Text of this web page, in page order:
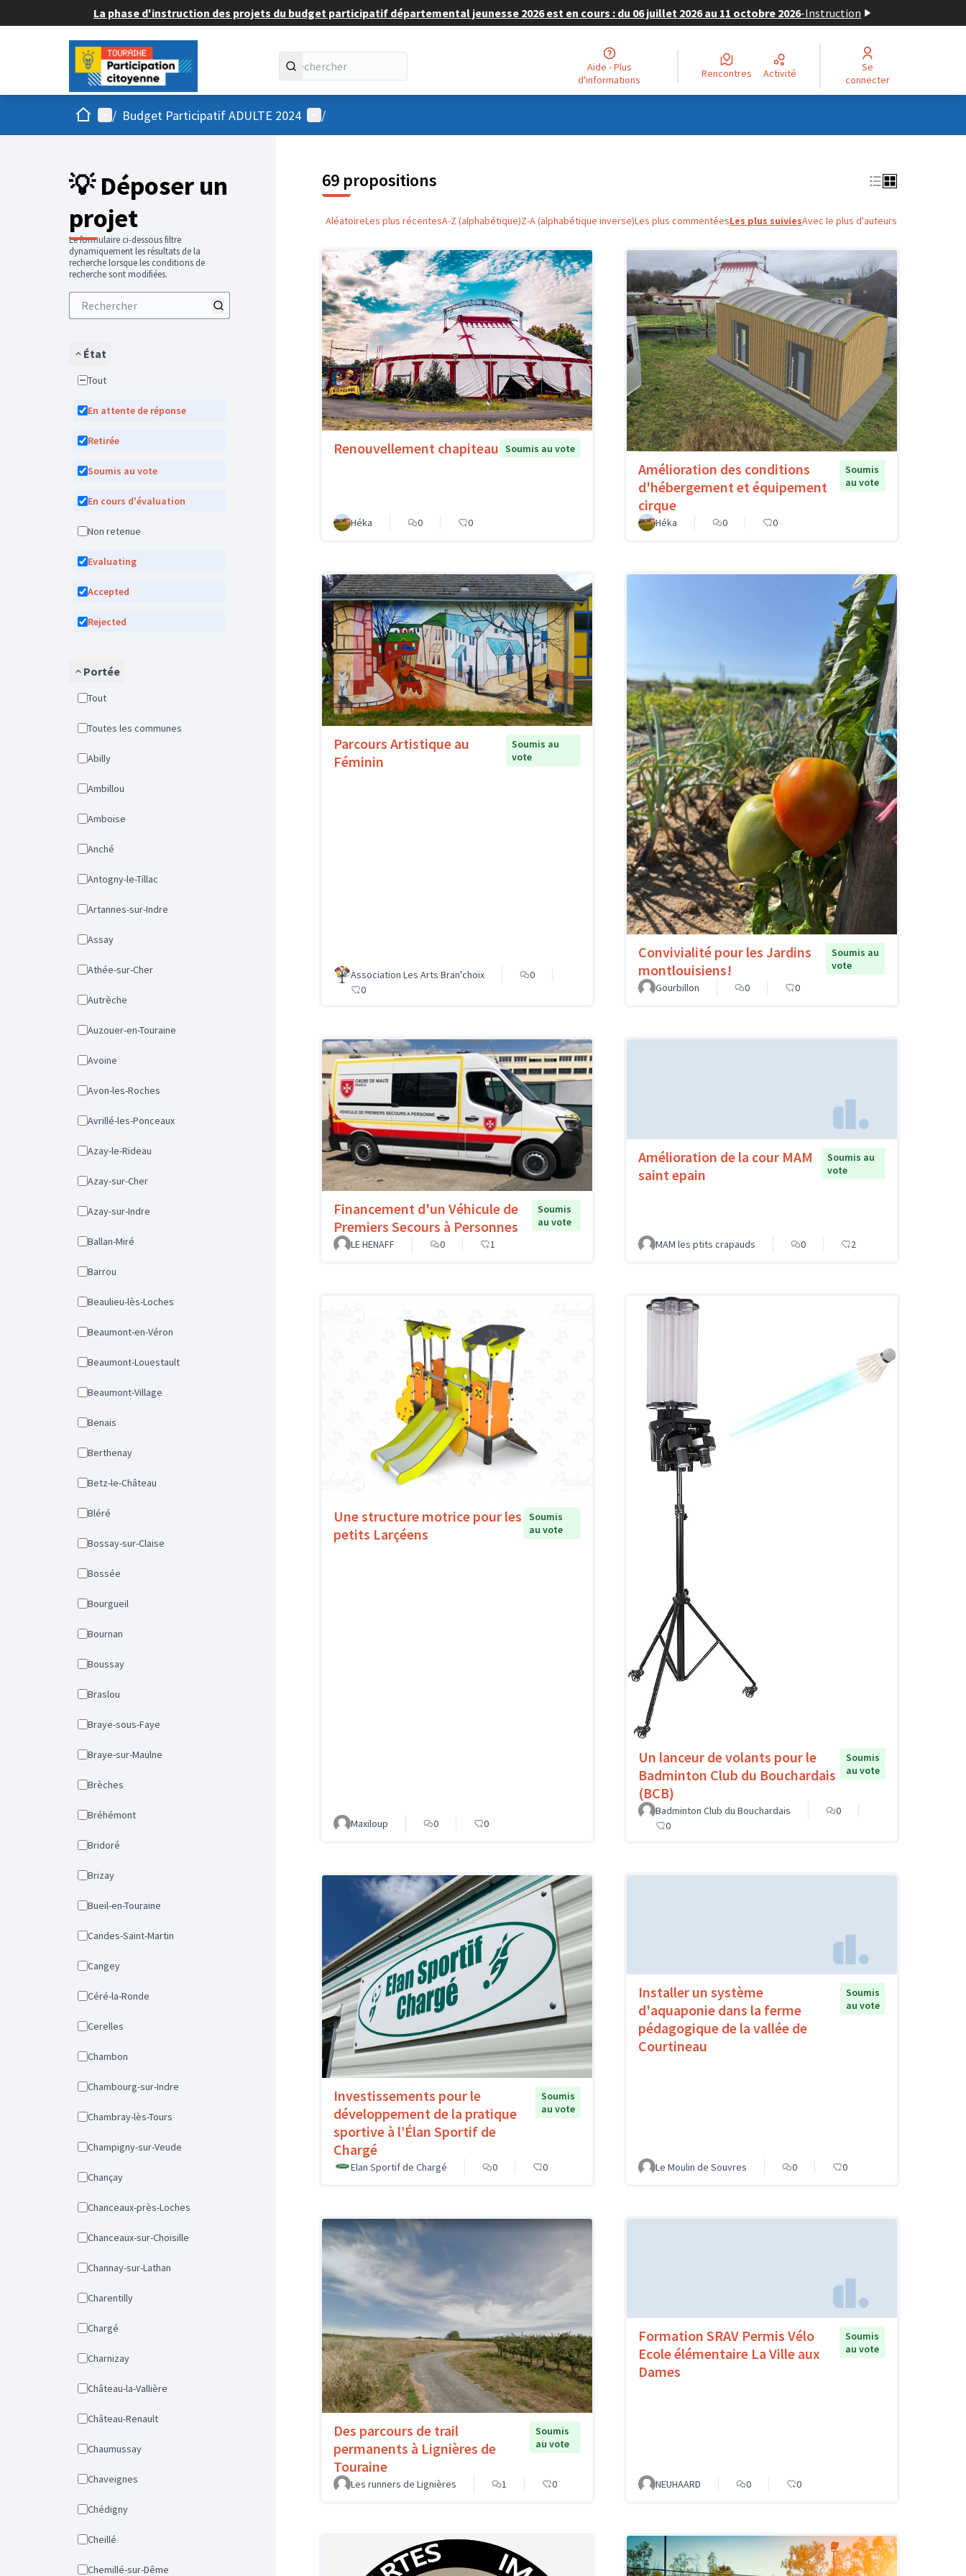
La phase d'instruction des projets du budget participatif départemental jeunesse 2026 est en cours : du 06 juillet 2026 au 11 octobre 2026-Instruction
Aide - Plus
d'informations
Rencontres Activité
Se
connecter
AccueilMenu principal
/ Budget Participatif ADULTE 2024 Menu utilisateur
/
💡 Déposer un
projet
Le formulaire ci-dessous filtre
dynamiquement les résultats de la
recherche lorsque les conditions de
recherche sont modifiées.
État
Tout
En attente de réponse
Retirée
Soumis au vote
En cours d'évaluation
Non retenue
Evaluating
Accepted
Rejected
Portée
Tout
Toutes les communes
Abilly
Ambillou
Amboise
Anché
Antogny-le-Tillac
Artannes-sur-Indre
Assay
Athée-sur-Cher
Autrèche
Auzouer-en-Touraine
Avoine
Avon-les-Roches
Avrillé-les-Ponceaux
Azay-le-Rideau
Azay-sur-Cher
Azay-sur-Indre
Ballan-Miré
Barrou
Beaulieu-lès-Loches
Beaumont-en-Véron
Beaumont-Louestault
Beaumont-Village
Benais
Berthenay
Betz-le-Château
Bléré
Bossay-sur-Claise
Bossée
Bourgueil
Bournan
Boussay
Braslou
Braye-sous-Faye
Braye-sur-Maulne
Brèches
Bréhémont
Bridoré
Brizay
Bueil-en-Touraine
Candes-Saint-Martin
Cangey
Céré-la-Ronde
Cerelles
Chambon
Chambourg-sur-Indre
Chambray-lès-Tours
Champigny-sur-Veude
Chançay
Chanceaux-près-Loches
Chanceaux-sur-Choisille
Channay-sur-Lathan
Charentilly
Chargé
Charnizay
Château-la-Vallière
Château-Renault
Chaumussay
Chaveignes
Chédigny
Cheillé
Chemillé-sur-Dême
69 propositions
AléatoireLes plus récentesA-Z (alphabétique)Z-A (alphabétique inverse)Les plus commentéesLes plus suiviesAvec le plus d'auteurs
Renouvellement chapiteau Soumis au vote
Héka 0 0
Amélioration des conditions
d'hébergement et équipement
cirque
Soumis
au vote
Héka 0 0
Parcours Artistique au
Féminin
Soumis au
vote
Association Les Arts Bran'choix
0
0
Convivialité pour les Jardins
montlouisiens!
Soumis au
vote
Gourbillon
0 0
Financement d'un Véhicule de
Premiers Secours à Personnes
Soumis
au vote
LE HENAFF
0 1
Amélioration de la cour MAM
saint epain
Soumis au
vote
MAM les ptits crapauds 0 2
Une structure motrice pour les
petits Larçéens
Soumis
au vote
Maxiloup 0 0
Un lanceur de volants pour le
Badminton Club du Bouchardais
(BCB)
Soumis
au vote
Badminton Club du Bouchardais
0
0
Investissements pour le
développement de la pratique
sportive à l’Élan Sportif de
Chargé
Soumis
au vote
Elan Sportif de Chargé 0 0
Installer un système
d'aquaponie dans la ferme
pédagogique de la vallée de
Courtineau
Soumis
au vote
Le Moulin de Souvres 0 0
Des parcours de trail
permanents à Lignières de
Touraine
Soumis
au vote
Les runners de Lignières 1 0
Formation SRAV Permis Vélo
Ecole élémentaire La Ville aux
Dames
Soumis
au vote
NEUHAARD 0 0